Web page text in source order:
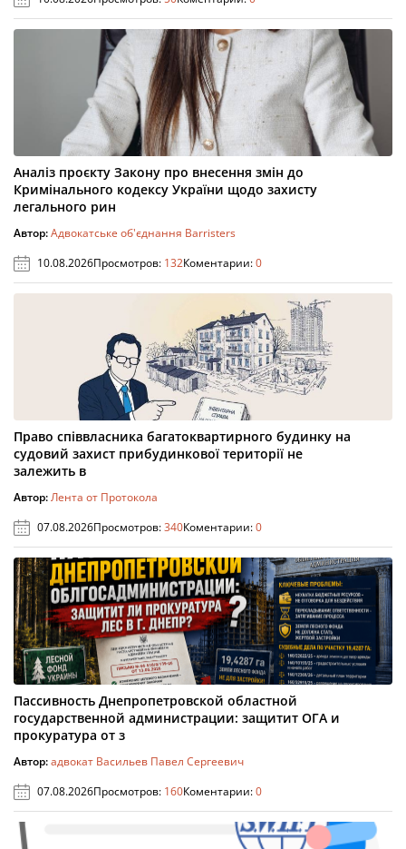
Аналіз проєкту Закону про внесення змін до
Кримінального кодексу України щодо захисту
легального рин
Автор:Адвокатське об'єднання Barristers
10.08.2026Просмотров: 132Коментарии:0
Право співвласника багатоквартирного будинку на
судовий захист прибудинкової території не
залежить в
Автор:Лента от Протокола
07.08.2026Просмотров:340Коментарии:0
Пассивность Днепропетровской областной
государственной администрации: защитит ОГА и
прокуратура от з
Автор:адвокат Васильев Павел Сергеевич
07.08.2026Просмотров: 160Коментарии:0